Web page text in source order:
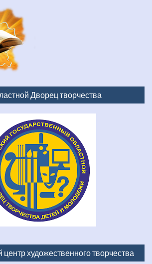
Дворец творчества
художественного творчества